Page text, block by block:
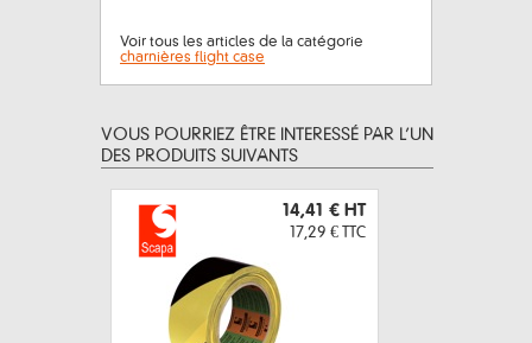
Voir tous les articles de la catégorie
charnières flight case
VOUS POURRIEZ ÊTRE INTERESSÉ PAR L’UN
DES PRODUITS SUIVANTS
14,41 € HT
17,29 € TTC